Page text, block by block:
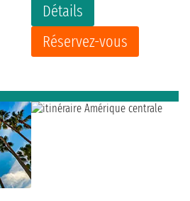
Détails
Réservez-vous